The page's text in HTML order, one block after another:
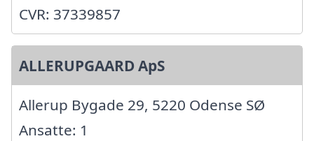
CVR: 37339857
ALLERUPGAARD ApS
Allerup Bygade 29, 5220 Odense SØ
Ansatte: 1